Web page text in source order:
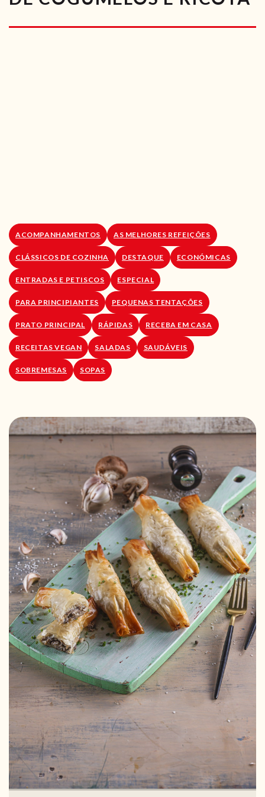
RECEITAS VEGGIE
ACOMPANHAMENTOS AS MELHORES REFEIÇÕES
CLÁSSICOS DE COZINHA DESTAQUE ECONÓMICAS
ENTRADAS E PETISCOS ESPECIAL
PARA PRINCIPIANTES PEQUENAS TENTAÇÕES
PRATO PRINCIPAL RÁPIDAS RECEBA EM CASA
RECEITAS VEGAN SALADAS SAUDÁVEIS
SOBREMESAS SOPAS